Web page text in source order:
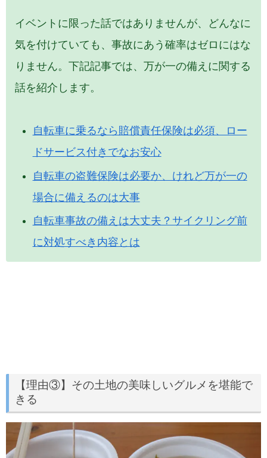
イベントに限った話ではありませんが、どんなに
気を付けていても、事故にあう確率はゼロにはな
りません。下記記事では、万が一の備えに関する
話を紹介します。
自転車に乗るなら賠償責任保険は必須、ロー
ドサービス付きでなお安心
自転車の盗難保険は必要か、けれど万が一の
場合に備えるのは大事
自転車事故の備えは大丈夫？サイクリング前
に対処すべき内容とは
【理由③】その土地の美味しいグルメを堪能で
きる